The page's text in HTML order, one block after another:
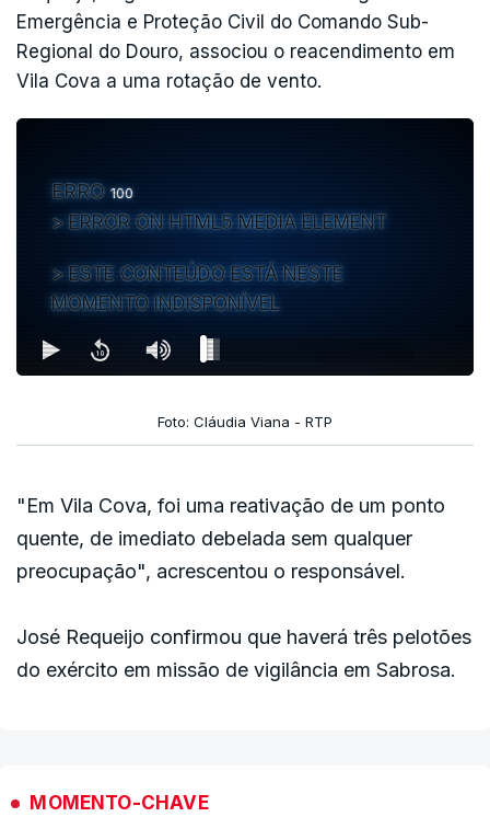
concelhos do Algarve, do interior Centro e do
norte de Portugal estão em risco máximo.
Em Paradamonte, ardeu uma casa.
Emergência e Proteção Civil do Comando Sub-
Regional do Douro, associou o reacendimento em
Vila Cova a uma rotação de vento.
ERRO100
ERROR ON HTML5 MEDIA ELEMENT
ESTE CONTEÚDO ESTÁ NESTE
MOMENTO INDISPONÍVEL
Foto: Cláudia Viana - RTP
"Em Vila Cova, foi uma reativação de um ponto
quente, de imediato debelada sem qualquer
preocupação", acrescentou o responsável.
José Requeijo confirmou que haverá três pelotões
do exército em missão de vigilância em Sabrosa.
MOMENTO-CHAVE